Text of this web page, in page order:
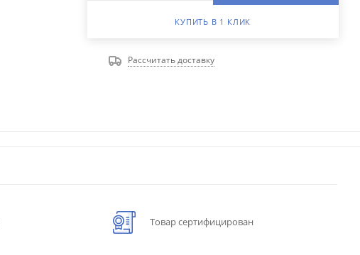
КУПИТЬ В 1 КЛИК
Рассчитать доставку
Товар сертифицирован